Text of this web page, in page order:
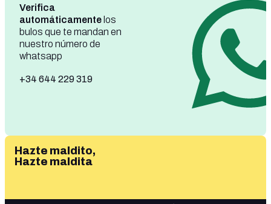
Verifica
automáticamente los
bulos que te mandan en
nuestro número de
whatsapp
+34 644 229 319
Hazte maldito,
Hazte maldita